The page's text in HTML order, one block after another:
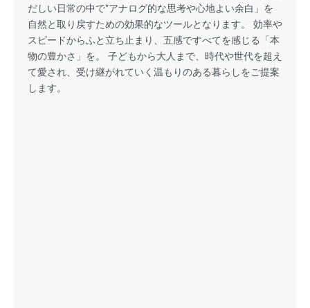
だしい日常の中で*アナログ的な思考や心地よい余白」を
自然と取り戻すための効果的なツールとなります。 効率や
スピードからふと立ち止まり、五感ですべてを感じる「本
物の豊かさ」を。 子どもから大人まで、時代や世代を超え
て愛され、受け継がれていく温もりのある暮らしをご提案
します。